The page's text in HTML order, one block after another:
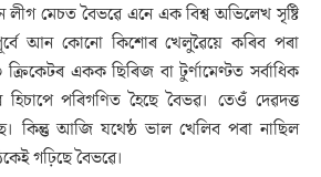
লীগ মেচত বৈভৱে এনে এক বিশ্ব অভিলেখ সৃষ্টি
আন কোনো কিশোৰ খেলুৱৈয়ে কৰিব পৰা
একক ছিৰিজ বা টুৰ্ণামেণ্টত সৰ্বাধিক
পৰিগণিত হৈছে বৈভৱ। তেওঁ দেৱদত্ত
কিন্তু আজি যথেষ্ঠ ভাল খেলিব পৰা নাছিল
গঢ়িছে বৈভৱে।